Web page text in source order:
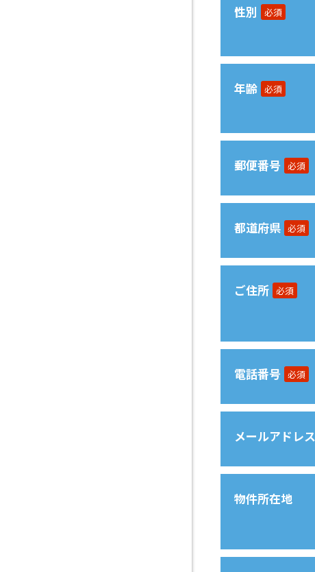
性別 必須
年齢 必須
郵便番号 必須
都道府県 必須
ご住所 必須
電話番号 必須
メールアドレス
物件所在地